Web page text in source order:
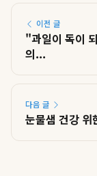
이전 글
"과일이 독이
의...
다음 글
눈물샘 건강 위